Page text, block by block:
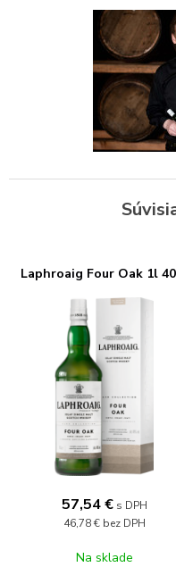
Laphroaig Four Oak 1l
57,54 € s DPH
46,78 € bez DPH
Na sklade